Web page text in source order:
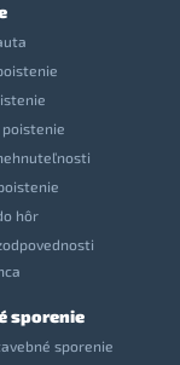
hôr
sporenie
sporenie